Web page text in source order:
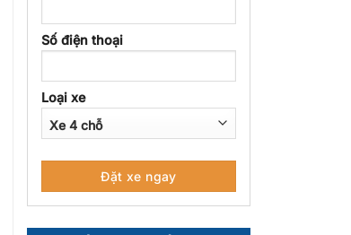
Số điện thoại
Loại xe